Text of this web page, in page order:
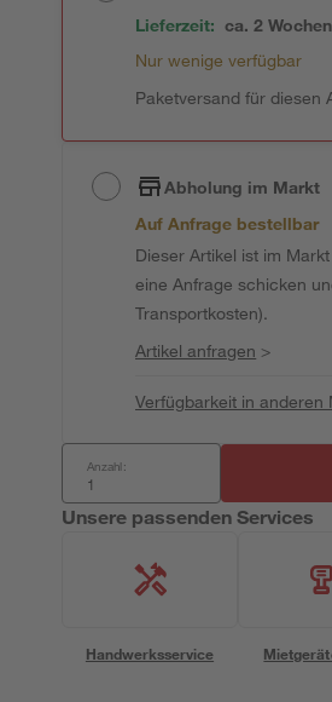
Lieferzeit: ca. 2 Wochen
Nur wenige verfügbar
Paketversand für diesen
Abholung im Markt
Auf Anfrage bestellbar
Dieser Artikel ist im
eine Anfrage schicken
Transportkosten).
Artikel anfragen >
Verfügbarkeit in anderen
Anzahl:
Unsere passenden Services
Handwerksservice